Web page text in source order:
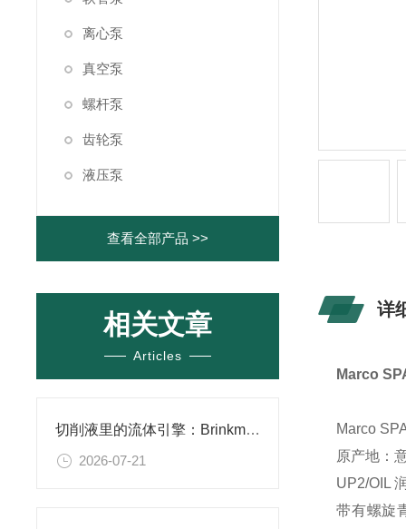
离心泵
真空泵
螺杆泵
齿轮泵
液压泵
查看全部产品 >>
相关文章
Articles
切削液里的流体引擎：Brinkmann泵在冷却循环系统中的叶轮设计与热平衡逻辑
2026-07-21
详
Marco
Marco
原产地：
UP2/OIL
带有螺旋